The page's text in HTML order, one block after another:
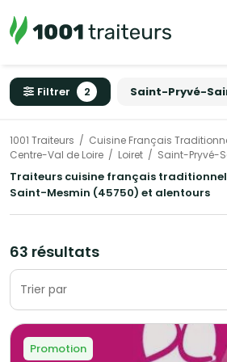
Filtrer 2 Saint-Pryvé-
1001 Traiteurs Cuisine Français
Centre-Val de Loire
Loiret Saint-Pryvé-
Traiteurs cuisine français
Saint-Mesmin (45750) et alentours
63 résultats
Trier par
Promotion